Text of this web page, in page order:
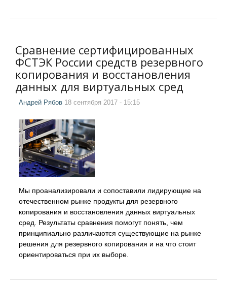
Сравнение сертифицированных
ФСТЭК России средств резервного
копирования и восстановления
данных для виртуальных сред
Андрей Рябов 18 сентября 2017 - 15:15
Мы проанализировали и сопоставили лидирующие на
отечественном рынке продукты для резервного
копирования и восстановления данных виртуальных
сред. Результаты сравнения помогут понять, чем
принципиально различаются существующие на рынке
решения для резервного копирования и на что стоит
ориентироваться при их выборе.